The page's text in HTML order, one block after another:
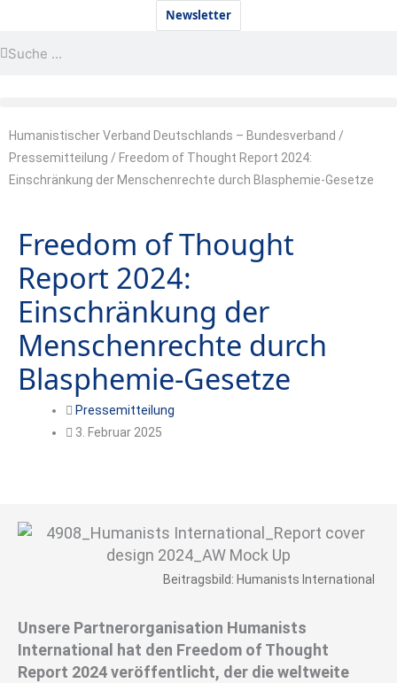
springen
Newsletter
Humanistischer Verband Deutschlands – Bundesverband /
Pressemitteilung / Freedom of Thought Report 2024:
Einschränkung der Menschenrechte durch Blasphemie-Gesetze
Freedom of Thought
Report 2024:
Einschränkung der
Menschenrechte durch
Blasphemie-Gesetze
Pressemitteilung
3. Februar 2025
Beitragsbild: Humanists International
Unsere Partnerorganisation Humanists
International hat den Freedom of Thought
Report 2024 veröffentlicht, der die weltweite